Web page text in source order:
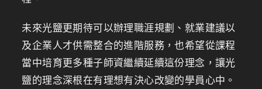
未來光鹽更期待可以辦理職涯規劃、就業建議以
及企業人才供需整合的進階服務，也希望從課程
當中培育更多種子師資繼續延續這份理念，讓光
鹽的理念深根在有理想有決心改變的學員心中。